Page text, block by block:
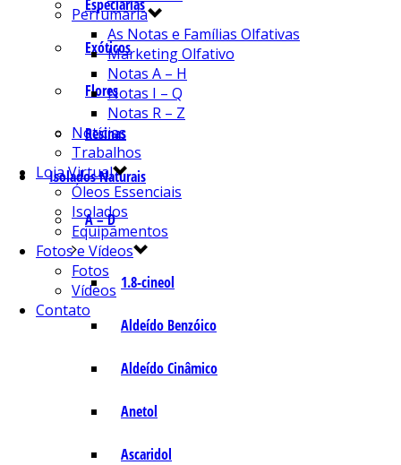
Especiarias
Exóticos
Flores
Resinas
Isolados Naturais
A – D
1.8-cineol
Aldeído Benzóico
Aldeído Cinâmico
Anetol
Ascaridol
Perfumaria
As Notas e Famílias Olfativas
Marketing Olfativo
Notas A – H
Notas I – Q
Notas R – Z
Notícias
Trabalhos
Loja Virtual
Óleos Essenciais
Isolados
Equipamentos
Fotos e Vídeos
Fotos
Vídeos
Contato